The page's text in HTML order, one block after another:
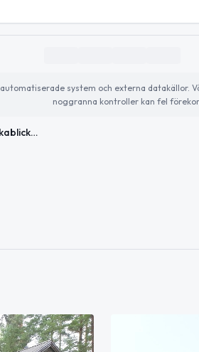
system och externa
noggranna kontroller kan fel
Berättarcafé: En tillbakablick på Köpmangatan